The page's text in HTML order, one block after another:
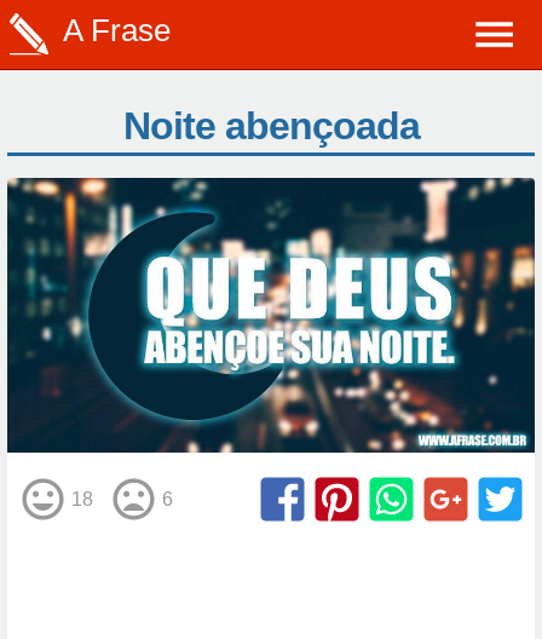
A Frase
Noite abençoada
18 6